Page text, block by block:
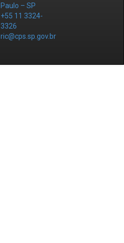
Paulo – SP
+55 11 3324-
3326
ric@cps.sp.gov.br